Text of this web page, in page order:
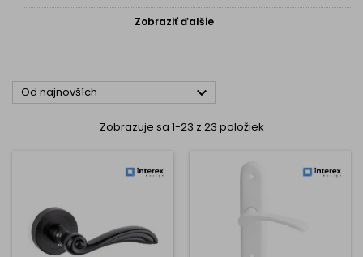
Zobraziť ďalšie
Od najnovších 
Zobrazuje sa 1-23 z 23 položiek